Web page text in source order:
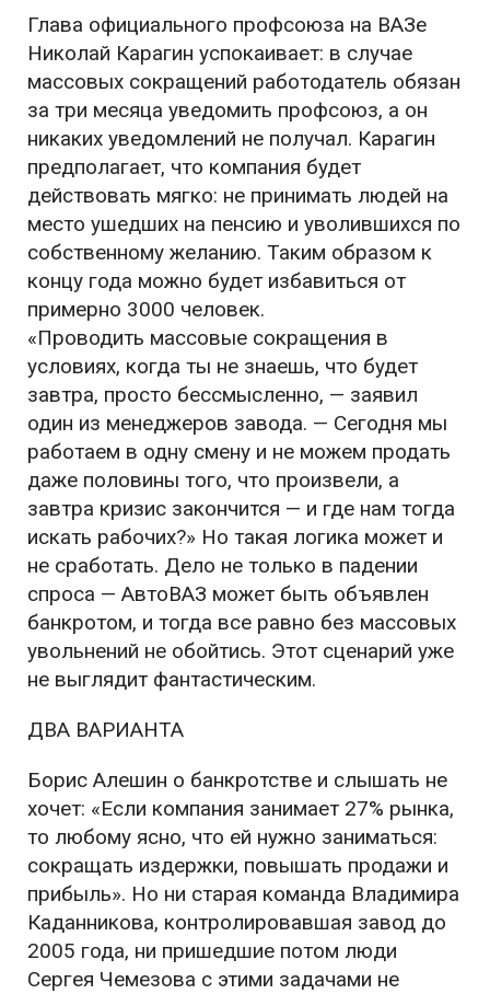
Глава официального профсоюза на ВАЗе
Николай Карагин успокаивает: в случае
массовых сокращений работодатель обязан
за три месяца уведомить профсоюз, а он
никаких уведомлений не получал. Карагин
предполагает, что компания будет
действовать мягко: не принимать людей на
место ушедших на пенсию и уволившихся по
собственному желанию. Таким образом к
концу года можно будет избавиться от
примерно 3000 человек.
«Проводить массовые сокращения в
условиях, когда ты не знаешь, что будет
завтра, просто бессмысленно, — заявил
один из менеджеров завода. — Сегодня мы
работаем в одну смену и не можем продать
даже половины того, что произвели, а
завтра кризис закончится — и где нам тогда
искать рабочих?» Но такая логика может и
не сработать. Дело не только в падении
спроса — АвтоВАЗ может быть объявлен
банкротом, и тогда все равно без массовых
увольнений не обойтись. Этот сценарий уже
не выглядит фантастическим.
ДВА ВАРИАНТА
Борис Алешин о банкротстве и слышать не
хочет: «Если компания занимает 27% рынка,
то любому ясно, что ей нужно заниматься:
сокращать издержки, повышать продажи и
прибыль». Но ни старая команда Владимира
Каданникова, контролировавшая завод до
2005 года, ни пришедшие потом люди
Сергея Чемезова с этими задачами не